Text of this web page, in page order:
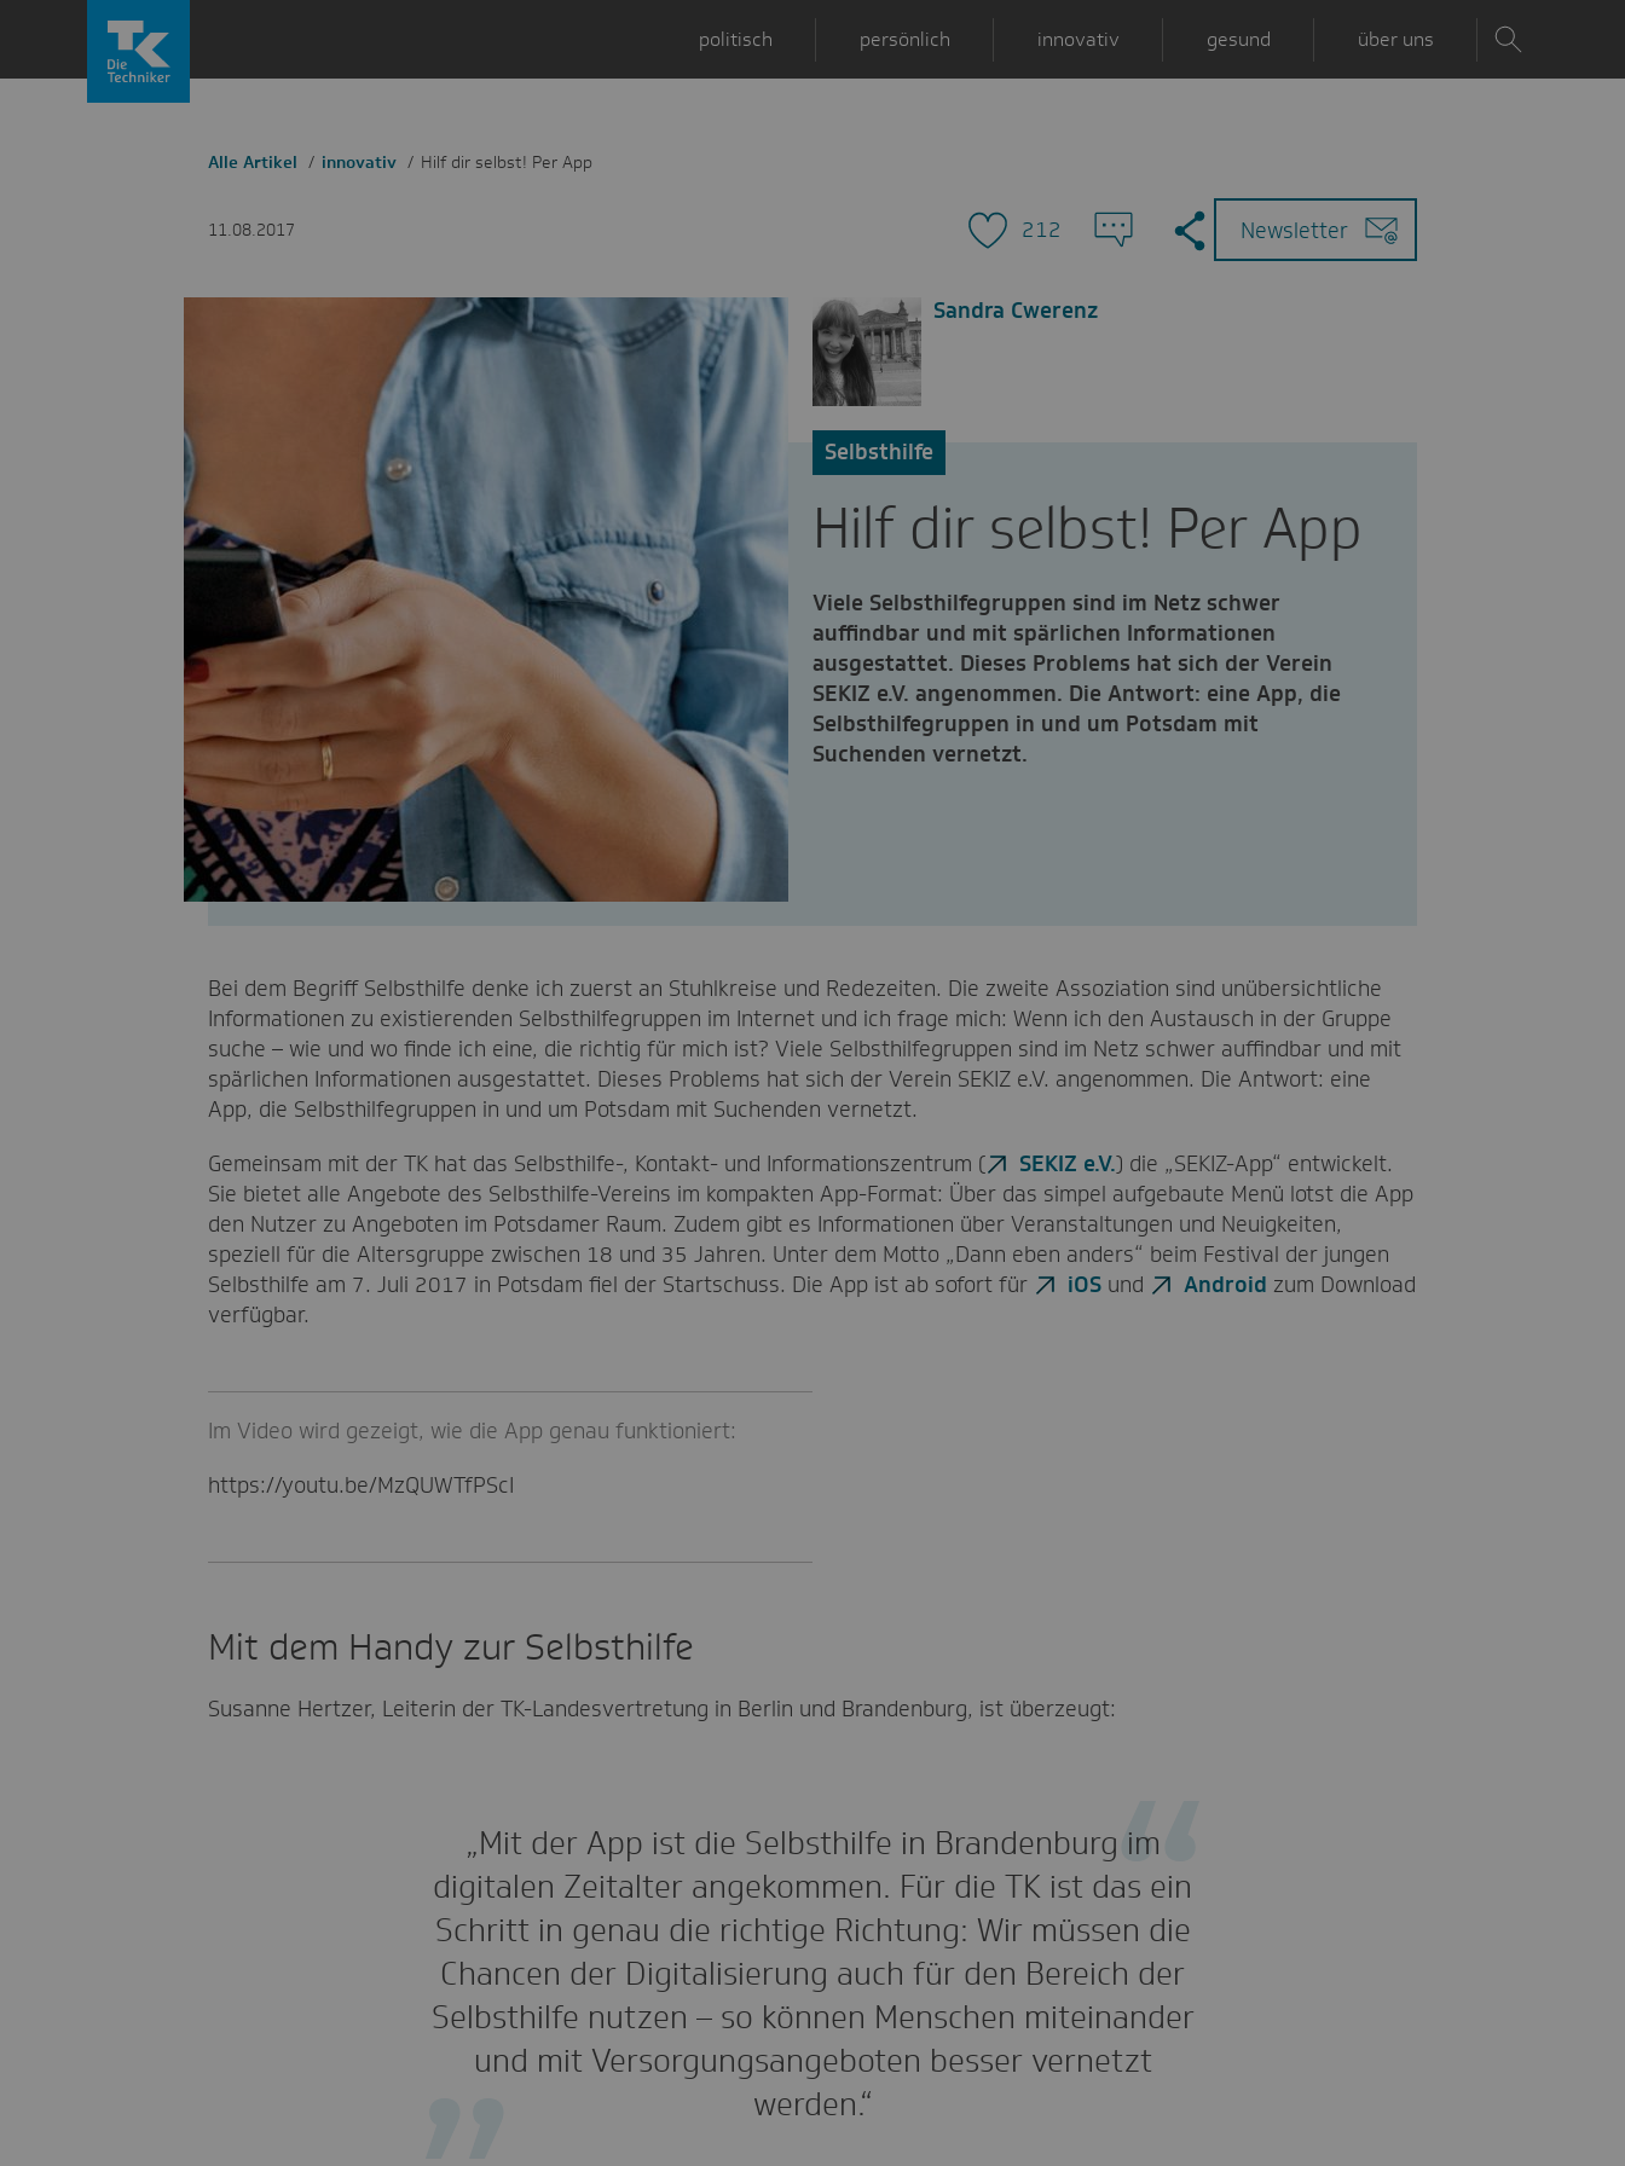
politisch persönlich innovativ gesund über uns
Alle Artikel innovativ Hilf dir selbst! Per App
11.08.2017 212
Zu
den
Kommentaren
MailNewsletter
Sandra Cwerenz
Selbsthilfe
Hilf dir selbst! Per App
Viele Selbsthilfegruppen sind im Netz schwer
auffindbar und mit spärlichen Informationen
ausgestattet. Dieses Problems hat sich der Verein
SEKIZ e.V. angenommen. Die Antwort: eine App, die
Selbsthilfegruppen in und um Potsdam mit
Suchenden vernetzt.
Bei dem Begriff Selbsthilfe denke ich zuerst an Stuhlkreise und Redezeiten. Die zweite Assoziation sind unübersichtliche
Informationen zu existierenden Selbsthilfegruppen im Internet und ich frage mich: Wenn ich den Austausch in der Gruppe
suche – wie und wo finde ich eine, die richtig für mich ist? Viele Selbsthilfegruppen sind im Netz schwer auffindbar und mit
spärlichen Informationen ausgestattet. Dieses Problems hat sich der Verein SEKIZ e.V. angenommen. Die Antwort: eine
App, die Selbsthilfegruppen in und um Potsdam mit Suchenden vernetzt.
Gemeinsam mit der TK hat das Selbsthilfe-, Kontakt- und Informationszentrum (
SEKIZ e.V.) die „SEKIZ-App“ entwickelt.
Sie bietet alle Angebote des Selbsthilfe-Vereins im kompakten App-Format: Über das simpel aufgebaute Menü lotst die App
den Nutzer zu Angeboten im Potsdamer Raum. Zudem gibt es Informationen über Veranstaltungen und Neuigkeiten,
speziell für die Altersgruppe zwischen 18 und 35 Jahren. Unter dem Motto „Dann eben anders“ beim Festival der jungen
Selbsthilfe am 7. Juli 2017 in Potsdam fiel der Startschuss. Die App ist ab sofort für
iOS und Android zum Download
verfügbar.
Im Video wird gezeigt, wie die App genau funktioniert:
https://youtu.be/MzQUWTfPScI
Mit dem Handy zur Selbsthilfe
Susanne Hertzer, Leiterin der TK-Landesvertretung in Berlin und Brandenburg, ist überzeugt:
„Mit der App ist die Selbsthilfe in Brandenburg im
digitalen Zeitalter angekommen. Für die TK ist das ein
Schritt in genau die richtige Richtung: Wir müssen die
Chancen der Digitalisierung auch für den Bereich der
Selbsthilfe nutzen – so können Menschen miteinander
und mit Versorgungsangeboten besser vernetzt
werden.“